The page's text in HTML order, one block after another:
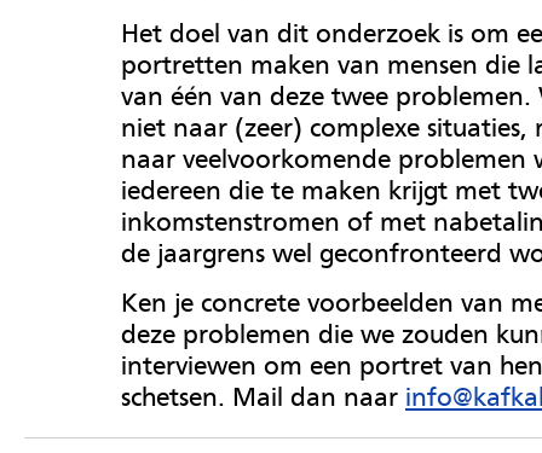
Het doel van dit onderzoek is om
portretten maken van mensen die
van één van deze twee problemen.
niet naar (zeer) complexe situaties,
naar veelvoorkomende problemen
iedereen die te maken krijgt met
inkomstenstromen of met
de jaargrens wel geconfronteerd
Ken je concrete voorbeelden van
deze problemen die we zouden
interviewen om een portret van
schetsen. Mail dan naar